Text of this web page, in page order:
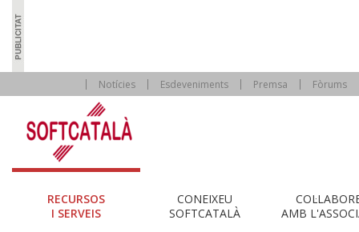
Notícies Esdeveniments Premsa Fòrums
RECURSOS
I SERVEIS
CONEIXEU
SOFTCATALÀ
AMB